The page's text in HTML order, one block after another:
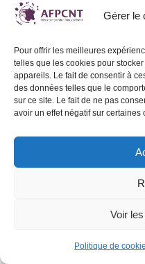
Gérer le
Pour offrir les meilleures
telles que les cookies pour
appareils. Le fait de consentir à
des données telles que le
sur ce site. Le fait de ne pas
avoir un effet négatif sur certaines
Voir
Politique de
(UE)
Adresse email
Lettre d’info de l’AFPCNT
Lettre d’info spéciale